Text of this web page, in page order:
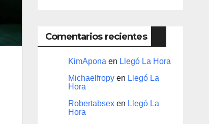
Comentarios recientes
KimAponaen Llegó La Hora
Michaelfropyen Llegó La
Hora
Robertabsexen Llegó La
Hora